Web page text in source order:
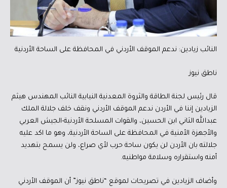
النائب زيادين: ندعم الموقف الأردني في المحافظة على الساحة الأردنية
ناطق نيوز
قال رئيس لجنة الطاقة والثروة المعدنية النيابية النائب المهندس هيثم
الزيادين إننا في الأردن ندعم الموقف الأردني ونقف خلف جلالة الملك
عبدالله الثاني ابن الحسين، والقوات المسلحة الأردنية-الجيش العربي
والأجهزة الأمنية في المحافظة على الساحة الأردنية، وهو ما اكد عليه
جلالته بان الأردن لن يكون ساحة حرب لأي صراع، ولن يسمح بتهديد
أمنه واستقراره وسلامة مواطنيه.
وأضاف الزيادين في تصريحات لموقع “ناطق نيوز” أن الموقف الأردني